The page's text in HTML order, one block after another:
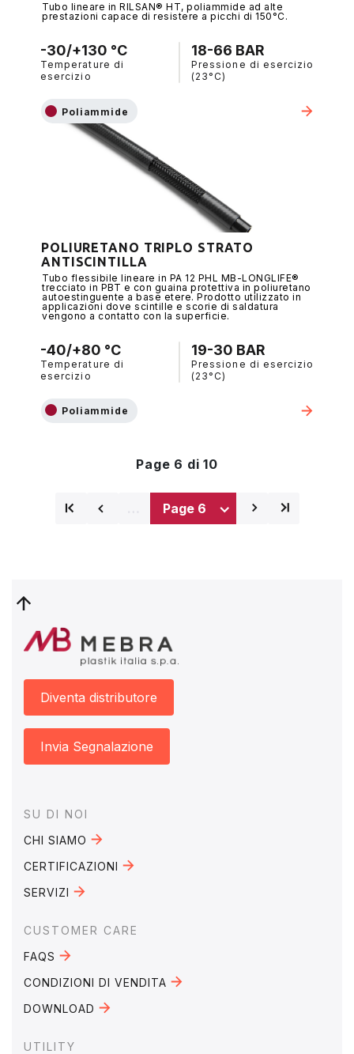
Tubo lineare in RILSAN® HT, poliammide ad alte
prestazioni capace di resistere a picchi di 150°C.
-30/+130 °C
Temperature di
esercizio
18-66 BAR
Pressione di esercizio
(23°C)
Poliammide
POLIURETANO TRIPLO STRATO
ANTISCINTILLA
Tubo flessibile lineare in PA 12 PHL MB-LONGLIFE®
trecciato in PBT e con guaina protettiva in poliuretano
autoestinguente a base etere. Prodotto utilizzato in
applicazioni dove scintille e scorie di saldatura
vengono a contatto con la superficie.
-40/+80 °C
Temperature di
esercizio
19-30 BAR
Pressione di esercizio
(23°C)
Poliammide
Page 6 di 10
Prima
⌅
Pagina
⌃
Pagina
⌃
Ultima
⌅
Diventa distributore
Invia Segnalazione
Footer
SU DI NOI
CHI SIAMO
CERTIFICAZIONI
SERVIZI
CUSTOMER CARE
FAQS
CONDIZIONI DI VENDITA
DOWNLOAD
UTILITY